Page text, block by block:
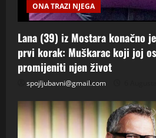
ONA TRAZI NJEGA
Lana (39) iz Mostara konačno
prvi korak: Muškarac koji joj
promijeniti njen život
spojljubavni@gmail.com